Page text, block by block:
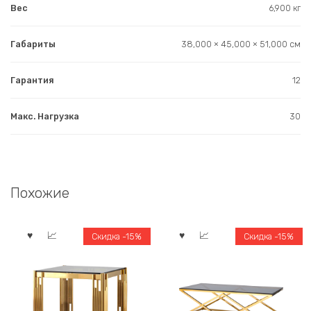
Вес 6,900 кг
Габариты 38,000 × 45,000 × 51,000 см
Гарантия 12
Макс. Нагрузка 30
Похожие
Скидка -15% Скидка -15%